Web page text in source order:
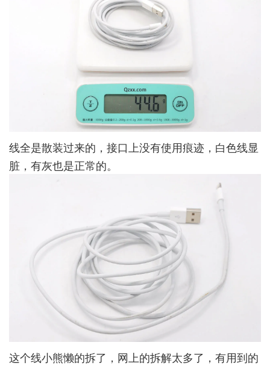
线全是散装过来的，接口上没有使用痕迹，白色线显
脏，有灰也是正常的。
这个线小熊懒的拆了，网上的拆解太多了，有用到的